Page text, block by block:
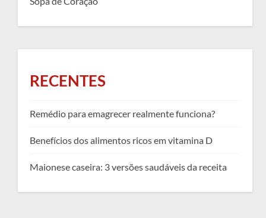
RECENTES
Remédio para emagrecer realmente funciona?
Benefícios dos alimentos ricos em vitamina D
Maionese caseira: 3 versões saudáveis da receita